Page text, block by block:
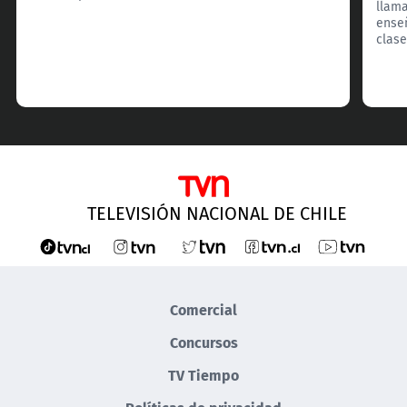
TELEVISIÓN NACIONAL DE CHILE
Comercial
Concursos
TV Tiempo